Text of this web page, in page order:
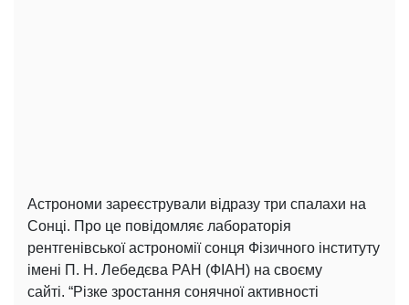
Астрономи зареєстрували відразу три спалахи на
Сонці. Про це повідомляє лабораторія
рентгенівської астрономії сонця Фізичного інституту
імені П. Н. Лебедєва РАН (ФІАН) на своєму
сайті. “Різке зростання сонячної активності